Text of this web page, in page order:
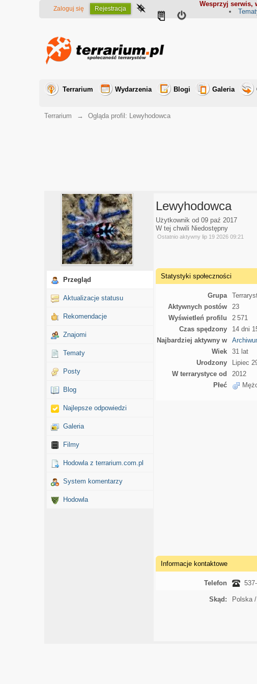
Wesprzyj serwis,
Zaloguj się Rejestracja
Terrarium Wydarzenia Blogi Galeria
Terrarium
→ Ogląda profil: Lewyhodowca
Przegląd
Aktualizacje statusu
Rekomendacje
Znajomi
Tematy
Posty
Blog
Najlepsze odpowiedzi
Galeria
Filmy
Hodowla z terrarium.com.pl
System komentarzy
Hodowla
Lewyhodowca
Użytkownik od 09 paź 2017
W tej chwili Niedostępny
Ostatnio aktywny lip 19 2026 09:21
Statystyki społeczności
Grupa
Aktywnych postów
23
Wyświetleń profilu
2 571
Czas spędzony
14 dni
Najbardziej aktywny w
Wiek
31 lat
Urodzony
Lipiec
W terrarystyce od
2012
Płeć
Informacje kontaktowe
Telefon
Skąd: Polska